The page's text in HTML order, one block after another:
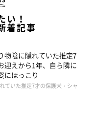
い！
着記事
物陰に隠れていた推定7
えから1年、自ら隣に
にほっこり
ていた推定7才の保護犬・シャ